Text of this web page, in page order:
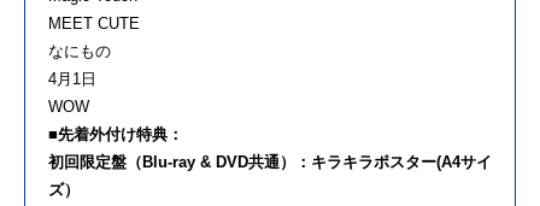
MEET CUTE
なにもの
4月1日
WOW
■先着外付け特典：
初回限定盤（Blu-ray & DVD共通）：キラキラポスター(A4サイ
ズ）